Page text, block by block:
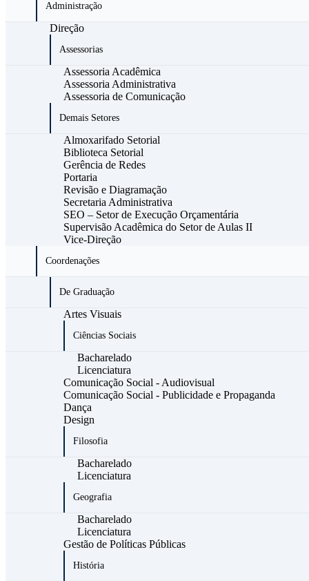
Administração
Direção
Assessorias
Assessoria Acadêmica
Assessoria Administrativa
Assessoria de Comunicação
Demais Setores
Almoxarifado Setorial
Biblioteca Setorial
Gerência de Redes
Portaria
Revisão e Diagramação
Secretaria Administrativa
SEO – Setor de Execução Orçamentária
Supervisão Acadêmica do Setor de Aulas II
Vice-Direção
Coordenações
De Graduação
Artes Visuais
Ciências Sociais
Bacharelado
Licenciatura
Comunicação Social - Audiovisual
Comunicação Social - Publicidade e Propaganda
Dança
Design
Filosofia
Bacharelado
Licenciatura
Geografia
Bacharelado
Licenciatura
Gestão de Políticas Públicas
História